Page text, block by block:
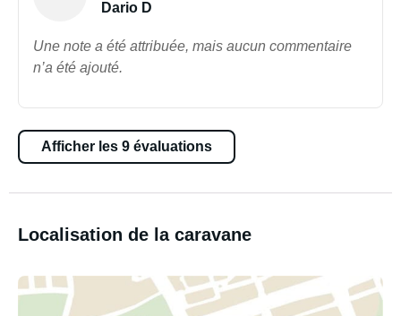
Dario D
Une note a été attribuée, mais aucun commentaire
n’a été ajouté.
Afficher les 9 évaluations
Localisation de la caravane